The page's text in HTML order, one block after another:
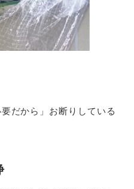
だから」お断りしている